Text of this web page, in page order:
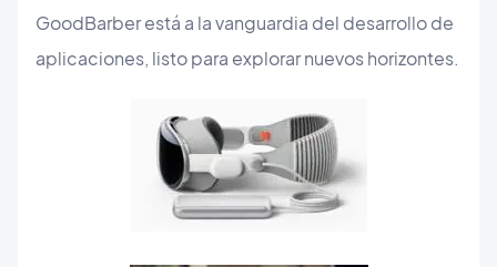
GoodBarber está a la vanguardia del desarrollo de
aplicaciones, listo para explorar nuevos horizontes.